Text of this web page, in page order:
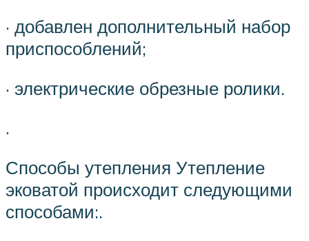
· добавлен дополнительный набор
приспособлений;
· электрические обрезные ролики.
.
Способы утепления Утепление
эковатой происходит следующими
способами:.